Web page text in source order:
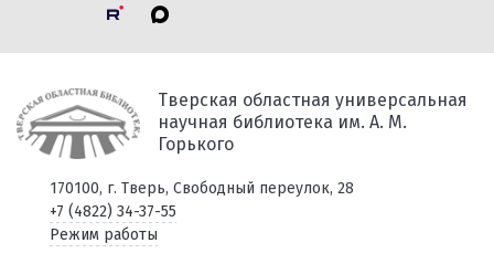
Тверская областная универсальная
научная библиотека им. А. М.
Горького
170100, г. Тверь, Свободный переулок, 28
+7 (4822) 34-37-55
Режим работы